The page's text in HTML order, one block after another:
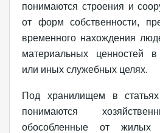
понимаются строения и
от форм собственности,
временного нахождения
материальных ценностей в
или иных служебных целях.
Под хранилищем в
понимаются
обособленные от жилых